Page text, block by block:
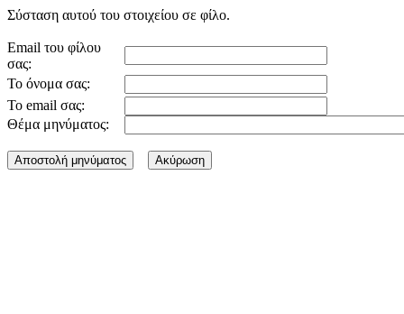
Σύσταση αυτού του στοιχείου σε φίλο.
Email του φίλου
σας:
Το όνομα σας:
Το email σας:
Θέμα μηνύματος: